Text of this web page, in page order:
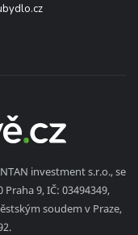
investment s.r.o., se
9, IČ: 03494349,
soudem v Praze,